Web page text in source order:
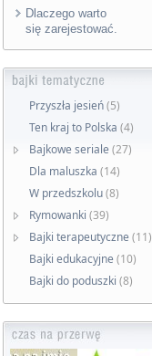
Dlaczego warto
się zarejestować.
Przyszła jesień(5)
Ten kraj to Polska (4)
Bajkowe seriale (27)
Dla maluszka (14)
W przedszkolu(8)
Rymowanki (39)
Bajki terapeutyczne (11)
Bajki edukacyjne (10)
Bajki do poduszki (8)